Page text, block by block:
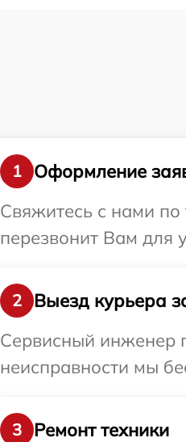
1
Оформление
Свяжитесь с нами по
перезвонит Вам для
2
Выезд курьера
Сервисный инженер
неисправности мы
3
Ремонт техники